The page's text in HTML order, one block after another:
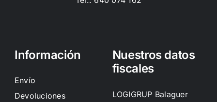
Información
Envío
Devoluciones
Nuestros datos
fiscales
LOGIGRUP Balaguer